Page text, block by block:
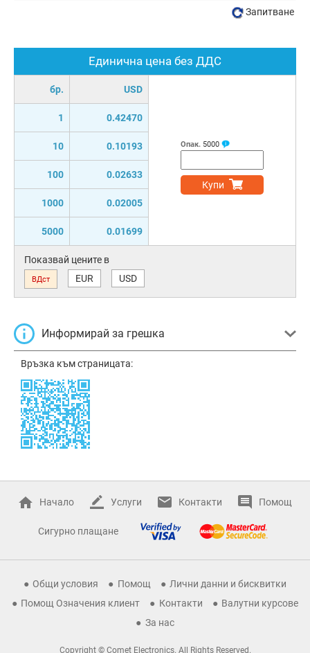
Единична цена без ДДС
бр. USD
1 0.42470
10 0.10193
100 0.02633
1000 0.02005
5000 0.01699
Опак. 5000
Купи
Показвай цените в
ВДст EUR USD
Информирай за грешка
Връзка към страницата:
Запитване
Начало Услуги Контакти Помощ
Сигурно плащане
Общи условия Помощ
Лични данни и бисквитки
Помощ Означения клиент
Контакти
Валутни курсове
За нас
Copyright © Comet Electronics. All Rights Reserved.